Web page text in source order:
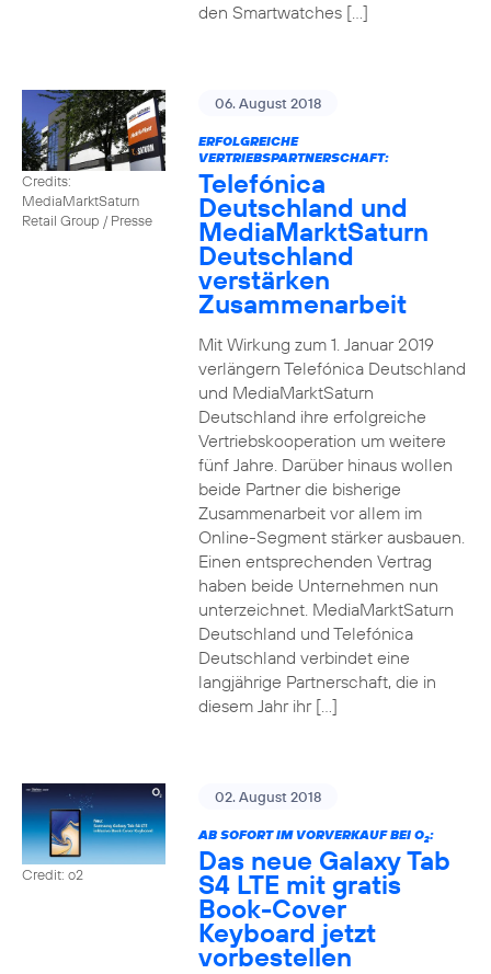
den Smartwatches […]
Credits:
MediaMarktSaturn
Retail Group / Presse
06. August 2018
ERFOLGREICHE
VERTRIEBSPARTNERSCHAFT:
Telefónica
Deutschland und
MediaMarktSaturn
Deutschland
verstärken
Zusammenarbeit
Mit Wirkung zum 1. Januar 2019
verlängern Telefónica Deutschland
und MediaMarktSaturn
Deutschland ihre erfolgreiche
Vertriebskooperation um weitere
fünf Jahre. Darüber hinaus wollen
beide Partner die bisherige
Zusammenarbeit vor allem im
Online-Segment stärker ausbauen.
Einen entsprechenden Vertrag
haben beide Unternehmen nun
unterzeichnet. MediaMarktSaturn
Deutschland und Telefónica
Deutschland verbindet eine
langjährige Partnerschaft, die in
diesem Jahr ihr […]
Credit: o2
02. August 2018
AB SOFORT IM VORVERKAUF BEI O2:
Das neue Galaxy Tab
S4 LTE mit gratis
Book-Cover
Keyboard jetzt
vorbestellen